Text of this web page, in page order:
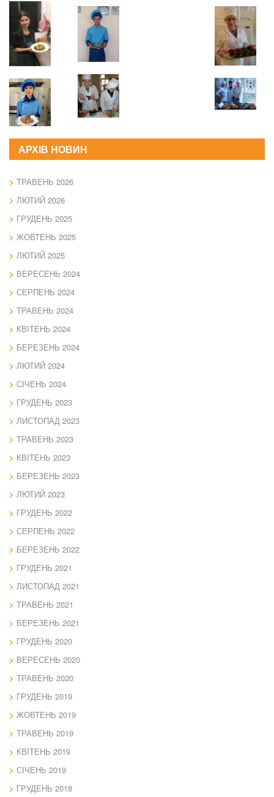
АРХІВ НОВИН
ТРАВЕНЬ 2026
ЛЮТИЙ 2026
ГРУДЕНЬ 2025
ЖОВТЕНЬ 2025
ЛЮТИЙ 2025
ВЕРЕСЕНЬ 2024
СЕРПЕНЬ 2024
ТРАВЕНЬ 2024
КВІТЕНЬ 2024
БЕРЕЗЕНЬ 2024
ЛЮТИЙ 2024
СІЧЕНЬ 2024
ГРУДЕНЬ 2023
ЛИСТОПАД 2023
ТРАВЕНЬ 2023
КВІТЕНЬ 2023
БЕРЕЗЕНЬ 2023
ЛЮТИЙ 2023
ГРУДЕНЬ 2022
СЕРПЕНЬ 2022
БЕРЕЗЕНЬ 2022
ГРУДЕНЬ 2021
ЛИСТОПАД 2021
ТРАВЕНЬ 2021
БЕРЕЗЕНЬ 2021
ГРУДЕНЬ 2020
ВЕРЕСЕНЬ 2020
ТРАВЕНЬ 2020
ГРУДЕНЬ 2019
ЖОВТЕНЬ 2019
ТРАВЕНЬ 2019
КВІТЕНЬ 2019
СІЧЕНЬ 2019
ГРУДЕНЬ 2018